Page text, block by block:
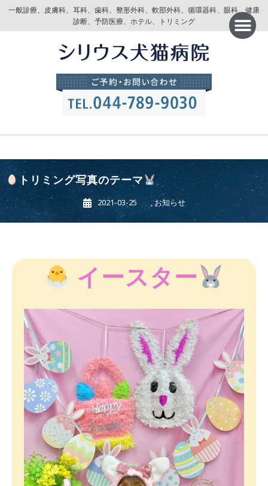
一般診療、皮膚科、耳科、歯科、整形外科、軟部外科、循環器科、眼科、健康
診断、予防医療、ホテル、トリミング
トリミング写真のテーマ
2021-03-25 ,お知らせ
イースター